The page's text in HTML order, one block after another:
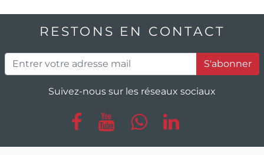
RESTONS EN CONTACT
S'abonner
Suivez-nous sur les réseaux sociaux